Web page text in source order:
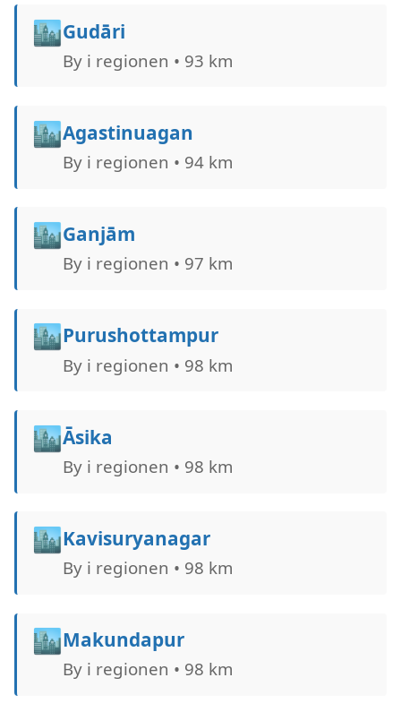
🏙️Gudāri
By i regionen • 93 km
🏙️Agastinuagan
By i regionen • 94 km
🏙️Ganjām
By i regionen • 97 km
🏙️Purushottampur
By i regionen • 98 km
🏙️Āsika
By i regionen • 98 km
🏙️Kavisuryanagar
By i regionen • 98 km
🏙️Makundapur
By i regionen • 98 km